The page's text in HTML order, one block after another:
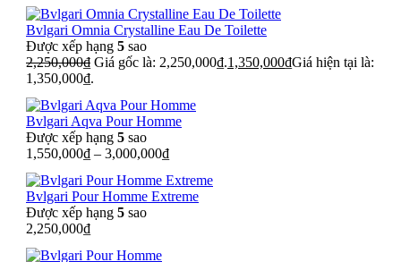
Bvlgari Omnia Crystalline Eau De Toilette
Được xếp hạng 5 sao
2,250,000₫ Giá gốc là: 2,250,000₫.1,350,000₫Giá hiện tại là:
1,350,000₫.
Bvlgari Aqva Pour Homme
Được xếp hạng 5 sao
1,550,000₫ – 3,000,000₫
Bvlgari Pour Homme Extreme
Được xếp hạng 5 sao
2,250,000₫